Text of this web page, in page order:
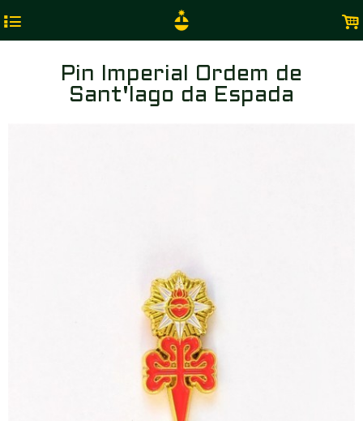
4 .
Pin Imperial Ordem de
Sant'Iago da Espada